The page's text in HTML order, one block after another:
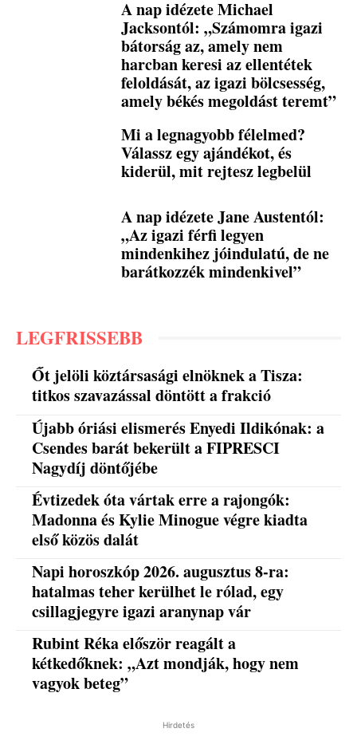
A nap idézete Michael
Jacksontól: „Számomra igazi
bátorság az, amely nem
harcban keresi az ellentétek
feloldását, az igazi bölcsesség,
amely békés megoldást teremt”
Mi a legnagyobb félelmed?
Válassz egy ajándékot, és
kiderül, mit rejtesz legbelül
A nap idézete Jane Austentól:
„Az igazi férfi legyen
mindenkihez jóindulatú, de ne
barátkozzék mindenkivel”
LEGFRISSEBB
Őt jelöli köztársasági elnöknek a Tisza:
titkos szavazással döntött a frakció
Újabb óriási elismerés Enyedi Ildikónak: a
Csendes barát bekerült a FIPRESCI
Nagydíj döntőjébe
Évtizedek óta vártak erre a rajongók:
Madonna és Kylie Minogue végre kiadta
első közös dalát
Napi horoszkóp 2026. augusztus 8-ra:
hatalmas teher kerülhet le rólad, egy
csillagjegyre igazi aranynap vár
Rubint Réka először reagált a
kétkedőknek: „Azt mondják, hogy nem
vagyok beteg”
Hirdetés